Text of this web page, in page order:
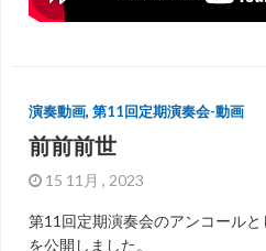
演奏動画, 第11回定期演奏会-動画
前前前世
15 11月 , 2023
第11回定期演奏会のアンコールと
を公開しました。